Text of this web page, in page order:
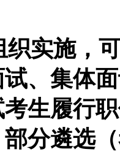
实施，
、集体
生履行
分遴选